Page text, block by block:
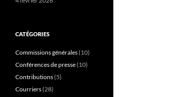
CATÉGORIES
Commissions générales(10)
Conférences de presse(10)
Contributions(5)
Courriers(28)